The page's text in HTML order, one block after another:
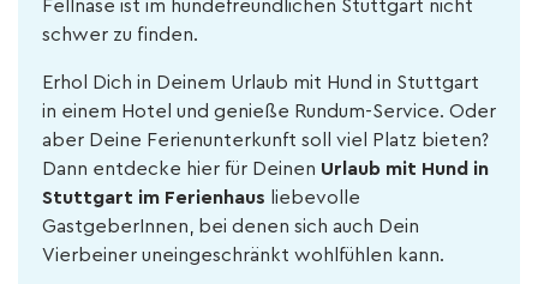
Fellnase ist im hundefreundlichen Stuttgart nicht
schwer zu finden.
Erhol Dich in Deinem Urlaub mit Hund in Stuttgart
in einem Hotel und genieße Rundum-Service. Oder
aber Deine Ferienunterkunft soll viel Platz bieten?
Dann entdecke hier für Deinen Urlaub mit Hund in
Stuttgart im Ferienhaus liebevolle
GastgeberInnen, bei denen sich auch Dein
Vierbeiner uneingeschränkt wohlfühlen kann.